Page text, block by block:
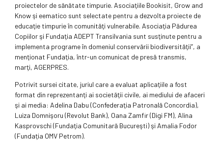
proiectelor de sănătate timpurie. Asociaţiile Bookisit, Grow and
Know şi eematico sunt selectate pentru a dezvolta proiecte de
educaţie timpurie în comunităţi vulnerabile. Asociaţia Pădurea
Copiilor şi Fundaţia ADEPT Transilvania sunt susţinute pentru a
implementa programe în domeniul conservării biodiversităţii”, a
menţionat Fundaţia, într-un comunicat de presă transmis,
marţi, AGERPRES.
Potrivit sursei citate, juriul care a evaluat aplicaţiile a fost
format din reprezentanţi ai societăţii civile, ai mediului de afaceri
şi ai media: Adelina Dabu (Confederaţia Patronală Concordia),
Luiza Domnişoru (Revolut Bank), Oana Zamfir (Digi FM), Alina
Kasprovschi (Fundaţia Comunitară Bucureşti) şi Amalia Fodor
(Fundaţia OMV Petrom).